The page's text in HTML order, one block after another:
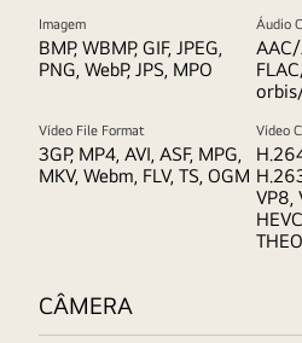
Imagem
BMP, WBMP, GIF, JPEG,
PNG, WebP, JPS, MPO
Áudio
Vídeo File Format
3GP, MP4, AVI, ASF, MPG,
MKV, Webm, FLV, TS, OGM
Vídeo
VP8,
CÂMERA